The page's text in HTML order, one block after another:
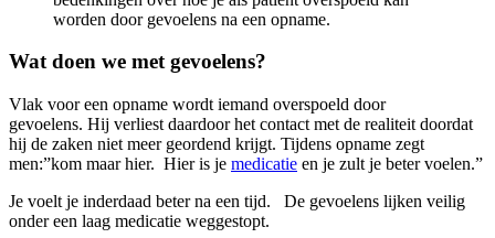
worden door gevoelens na een opname.
Wat doen we met gevoelens?
Vlak voor een opname wordt iemand overspoeld door
gevoelens. Hij verliest daardoor het contact met de realiteit doordat
hij de zaken niet meer geordend krijgt. Tijdens opname zegt
men:”kom maar hier. Hier is je medicatie en je zult je beter voelen.”
Je voelt je inderdaad beter na een tijd. De gevoelens lijken veilig
onder een laag medicatie weggestopt.